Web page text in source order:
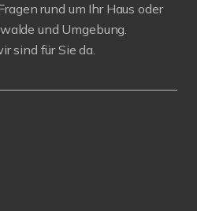
rund um Ihr Haus oder
und Umgebung.
sind für Sie da.